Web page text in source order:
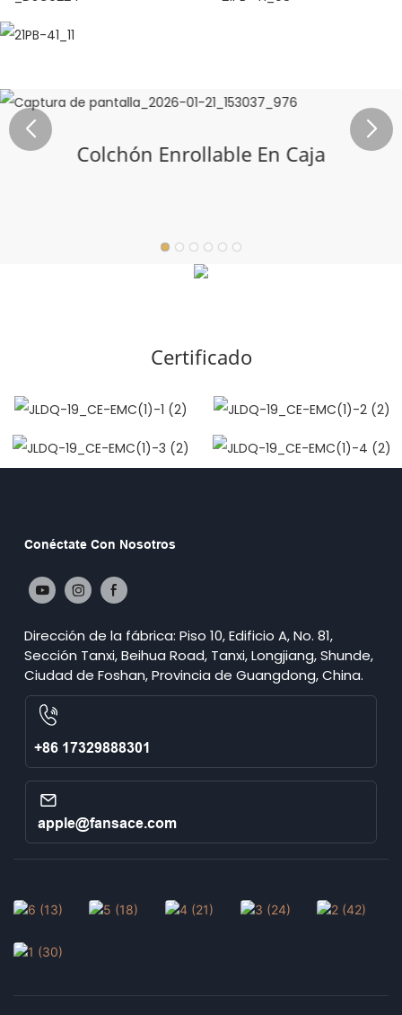
Colchón Enrollable En Caja
Certificado
Conéctate Con Nosotros
Dirección de la fábrica: Piso 10, Edificio A, No. 81,
Sección Tanxi, Beihua Road, Tanxi, Longjiang, Shunde,
Ciudad de Foshan, Provincia de Guangdong, China.
+86 17329888301
apple@fansace.com